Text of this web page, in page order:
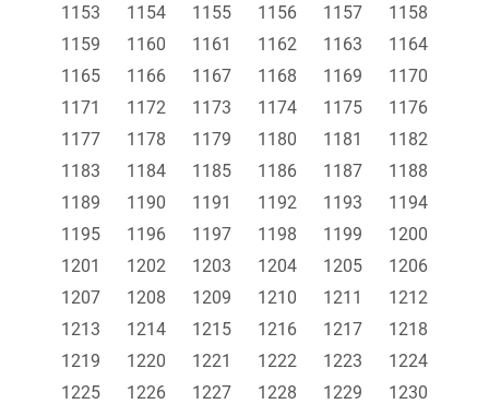
1153 1154 1155 1156 1157
1158
1159
1160 1161 1162 1163
1164
1165
1166 1167 1168 1169
1170
1171
1172 1173 1174 1175
1176
1177
1178 1179 1180 1181
1182
1183
1184 1185 1186 1187
1188
1189
1190 1191 1192 1193
1194
1195
1196 1197 1198 1199
1200
1201
1202 1203 1204 1205
1206
1207
1208 1209 1210 1211
1212
1213
1214 1215 1216 1217
1218
1219
1220 1221 1222 1223
1224
1225
1226 1227 1228 1229
1230